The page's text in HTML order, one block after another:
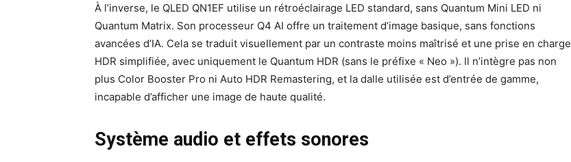
À l’inverse, le QLED QN1EF utilise un rétroéclairage LED standard, sans Quantum Mini LED ni
Quantum Matrix. Son processeur Q4 AI offre un traitement d’image basique, sans fonctions
avancées d’IA. Cela se traduit visuellement par un contraste moins maîtrisé et une prise en charge
HDR simplifiée, avec uniquement le Quantum HDR (sans le préfixe « Neo »). Il n’intègre pas non
plus Color Booster Pro ni Auto HDR Remastering, et la dalle utilisée est d’entrée de gamme,
incapable d’afficher une image de haute qualité.
Système audio et effets sonores